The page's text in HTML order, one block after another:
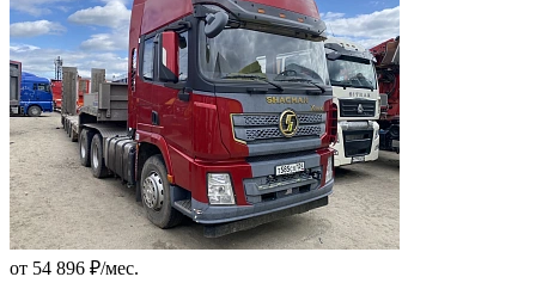
от 54 896 ₽/мес.